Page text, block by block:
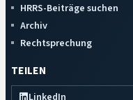
HRRS-Beiträge suchen
Archiv
Rechtsprechung
TEILEN
LinkedIn